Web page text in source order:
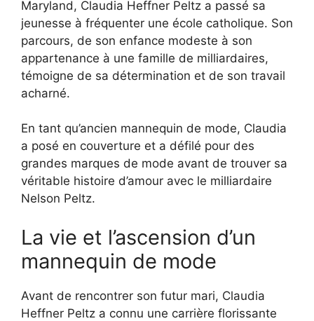
Maryland, Claudia Heffner Peltz a passé sa
jeunesse à fréquenter une école catholique. Son
parcours, de son enfance modeste à son
appartenance à une famille de milliardaires,
témoigne de sa détermination et de son travail
acharné.
En tant qu’ancien mannequin de mode, Claudia
a posé en couverture et a défilé pour des
grandes marques de mode avant de trouver sa
véritable histoire d’amour avec le milliardaire
Nelson Peltz.
La vie et l’ascension d’un
mannequin de mode
Avant de rencontrer son futur mari, Claudia
Heffner Peltz a connu une carrière florissante